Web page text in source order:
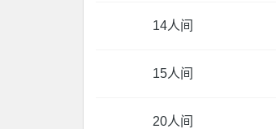
14人间
15人间
20人间